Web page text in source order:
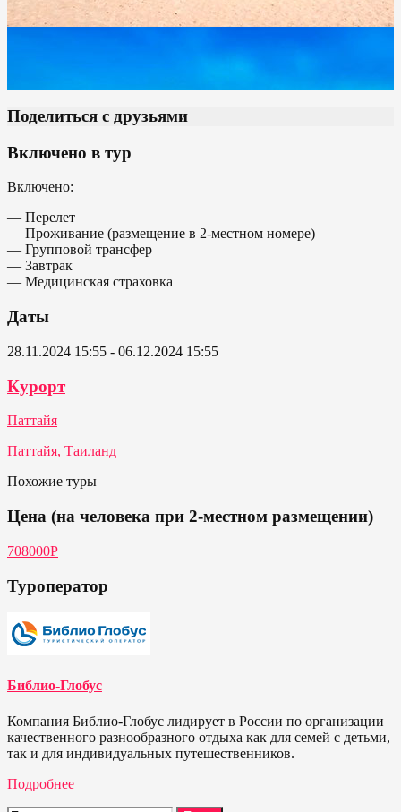
Поделиться с друзьями
Включено в тур
Включено:
— Перелет
— Проживание (размещение в 2-местном номере)
— Групповой трансфер
— Завтрак
— Медицинская страховка
Даты
28.11.2024 15:55 - 06.12.2024 15:55
Курорт
Паттайя
Паттайя, Таиланд
Похожие туры
Цена (на человека при 2-местном размещении)
708000Р
Туроператор
Библио-Глобус
Компания Библио-Глобус лидирует в России по организации
качественного разнообразного отдыха как для семей с детьми,
так и для индивидуальных путешественников.
Подробнее